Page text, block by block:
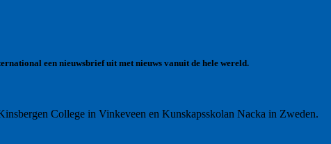
een nieuwsbrief uit met nieuws vanuit de hele wereld.
College in Vinkeveen en Kunskapsskolan Nacka in Zweden.